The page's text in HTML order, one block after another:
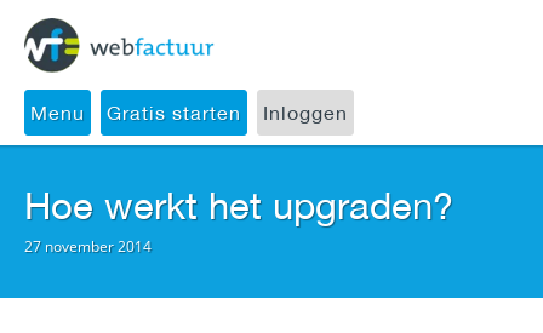
Menu Gratis starten Inloggen
Hoe werkt het upgraden?
27 november 2014